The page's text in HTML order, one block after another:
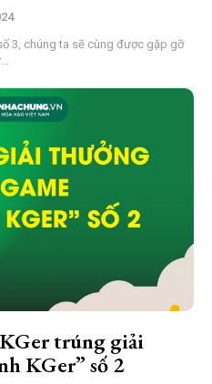
3, chúng ta sẽ cùng được gặp gỡ
trúng giải
KGer” số 2